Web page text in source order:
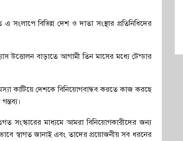
বিভিন্ন দেশ ও দাতা সংস্থার প্রতিনিধিদের
উত্তোলন বাড়াতে আগামী তিন মাসের মধ্যে টেন্ডার
কাটিয়ে দেশকে বিনিয়োগবান্ধব করতে কাজ করছে
সংস্কারের মাধ্যমে আমরা বিনিয়োগকারীদের জন্য
স্বাগত জানাই এবং তাদের প্রয়োজনীয় সব ধরনের